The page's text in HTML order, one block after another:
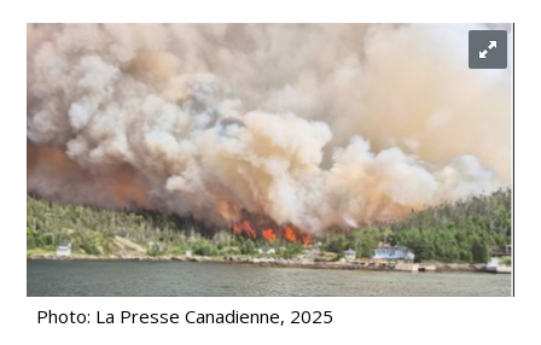
Photo: La Presse Canadienne, 2025